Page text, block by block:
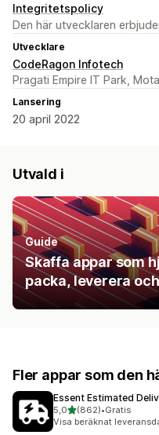
Integritetspolicy
Den här utvecklaren
Utvecklare
CodeRagon Infotech
Pragati Empire IT Park,
Lansering
20 april 2022
Utvald i
Guide
Skaffa appar som
packa, leverera
Fler appar som den
Essent Estimated
5,0av 5 stjärnor
(862)
862 recensioner totalt
•Gratis
Visa beräknat